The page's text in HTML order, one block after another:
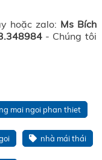
hoặc zalo: Ms Bích
- Chúng tôi
mai ngoi phan thiet
nhà mái thái